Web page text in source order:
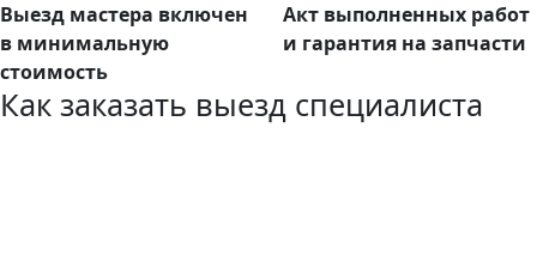
Выезд мастера включен
в минимальную
стоимость
Акт выполненных работ
и гарантия на запчасти
Как заказать выезд специалиста